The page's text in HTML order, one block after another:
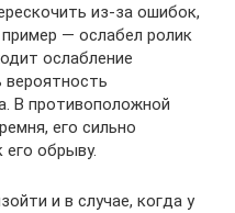
из-за ошибок,
— ослабел ролик
ослабление
вероятность
В противоположной
его сильно
его обрыву.
и в случае, когда у